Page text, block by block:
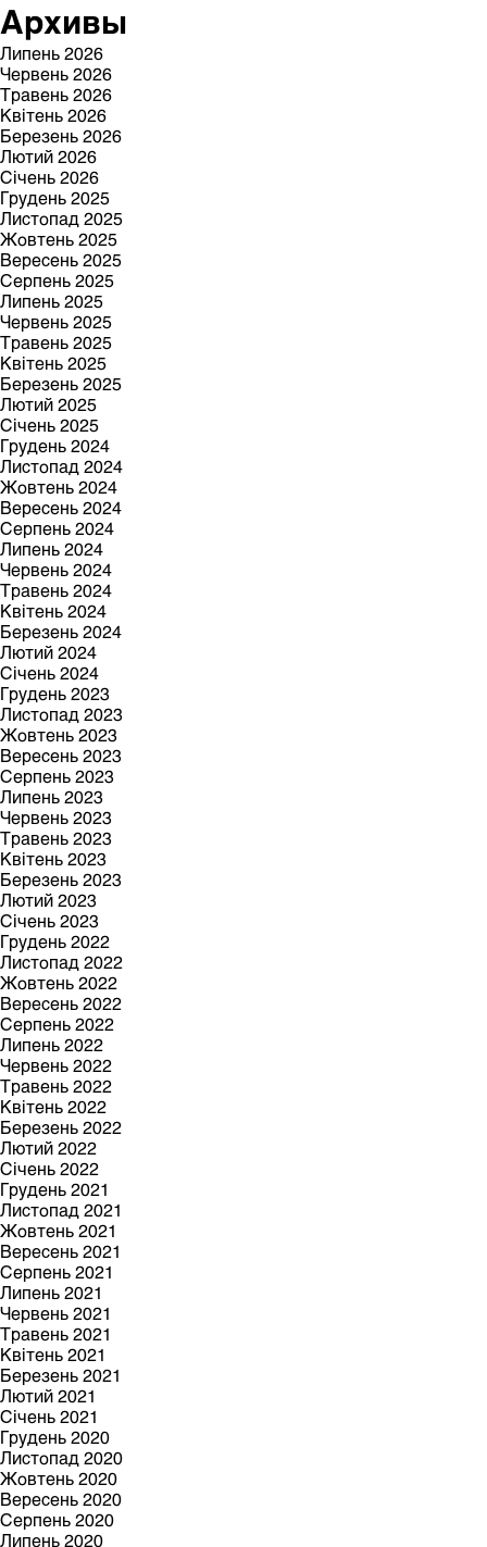
Архивы
Липень 2026
Червень 2026
Травень 2026
Квітень 2026
Березень 2026
Лютий 2026
Січень 2026
Грудень 2025
Листопад 2025
Жовтень 2025
Вересень 2025
Серпень 2025
Липень 2025
Червень 2025
Травень 2025
Квітень 2025
Березень 2025
Лютий 2025
Січень 2025
Грудень 2024
Листопад 2024
Жовтень 2024
Вересень 2024
Серпень 2024
Липень 2024
Червень 2024
Травень 2024
Квітень 2024
Березень 2024
Лютий 2024
Січень 2024
Грудень 2023
Листопад 2023
Жовтень 2023
Вересень 2023
Серпень 2023
Липень 2023
Червень 2023
Травень 2023
Квітень 2023
Березень 2023
Лютий 2023
Січень 2023
Грудень 2022
Листопад 2022
Жовтень 2022
Вересень 2022
Серпень 2022
Липень 2022
Червень 2022
Травень 2022
Квітень 2022
Березень 2022
Лютий 2022
Січень 2022
Грудень 2021
Листопад 2021
Жовтень 2021
Вересень 2021
Серпень 2021
Липень 2021
Червень 2021
Травень 2021
Квітень 2021
Березень 2021
Лютий 2021
Січень 2021
Грудень 2020
Листопад 2020
Жовтень 2020
Вересень 2020
Серпень 2020
Липень 2020